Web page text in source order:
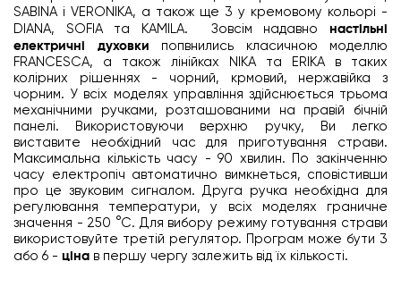
SABINA і VERONIKA, а також ще 3 у кремовому кольорі -
DIANA, SOFIA та KAMILA. Зовсім надавно настільні
електричні духовки попвнились класичною моделлю
FRANCESCA, а також лінійках NIKA та ERIKA в таких
колірних рішеннях - чорний, крмовий, нержавійка з
чорним. У всіх моделях управління здійснюється трьома
механічними ручками, розташованими на правій бічній
панелі. Використовуючи верхню ручку, Ви легко
виставите необхідний час для приготування страви.
Максимальна кількість часу - 90 хвилин. По закінченню
часу електропіч автоматично вимкнеться, сповістивши
про це звуковим сигналом. Друга ручка необхідна для
регулювання температури, у всіх моделях граничне
значення - 250 °С. Для вибору режиму готування страви
використовуйте третій регулятор. Програм може бути 3
або 6 - ціна в першу чергу залежить від їх кількості.